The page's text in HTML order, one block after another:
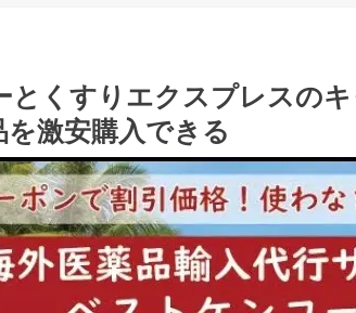
とくすりエクスプレスの
激安購入できる